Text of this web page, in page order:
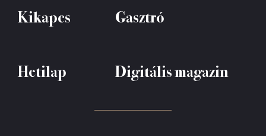
Kikapcs Gasztró
Hetilap Digitális magazin